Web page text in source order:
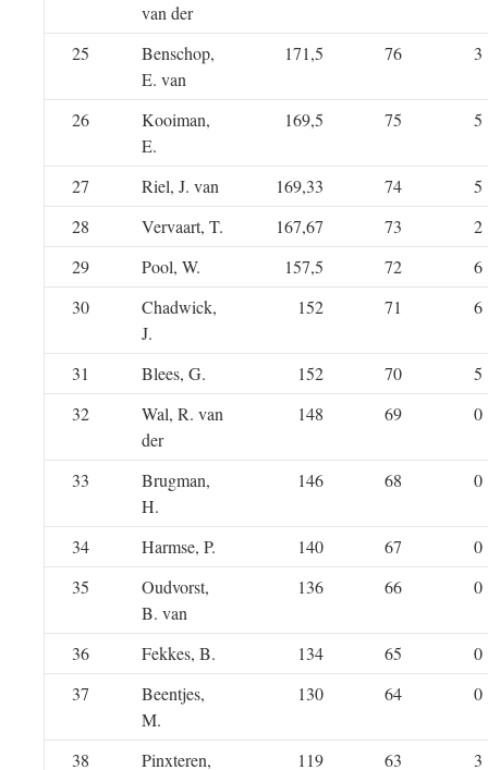
van der
25
Benschop,
E. van
171,5 76 3
26
Kooiman,
E.
169,5 75 5
27 Riel, J. van 169,33 74
5
28
Vervaart, T. 167,67 73
2
29
Pool, W. 157,5 72
6
30
Chadwick,
J.
152 71 6
31 Blees, G. 152 70
5
32
Wal, R. van
der
148 69 0
33
Brugman,
H.
146 68 0
34 Harmse, P. 140 67
0
35
Oudvorst,
B. van
136 66 0
36 Fekkes, B. 134 65
0
37
Beentjes,
M.
130 64 0
38
Pinxteren,
119 63 3